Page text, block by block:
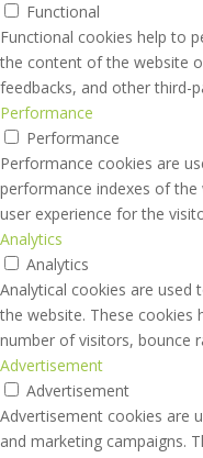
Functional
Functional cookies help to
the content of the website
feedbacks, and other third-
Performance
Performance
Performance cookies are
performance indexes of the
user experience for the
Analytics
Analytics
Analytical cookies are
the website. These
number of visitors, bounce
Advertisement
Advertisement
Advertisement cookies are
and marketing campaigns.